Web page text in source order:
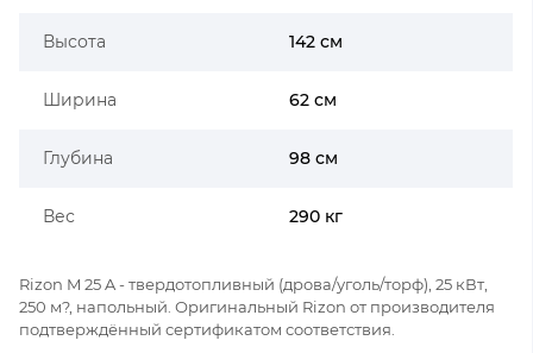
Высота 142 см
Ширина 62 см
Глубина 98 см
Вес 290 кг
Rizon M 25 A - твердотопливный (дрова/уголь/торф), 25 кВт,
250 м?, напольный. Оригинальный Rizon от производителя
подтверждённый сертификатом соответствия.